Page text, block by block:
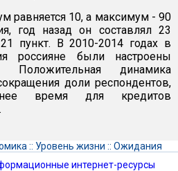
равняется 10, а максимум - 90
год назад он составлял 23
пункт. В 2010-2014 годах в
россияне были настроены
Положительная динамика
доли респондентов,
время для кредитов
:: Уровень жизни :: Ожидания
интернет-ресурсы